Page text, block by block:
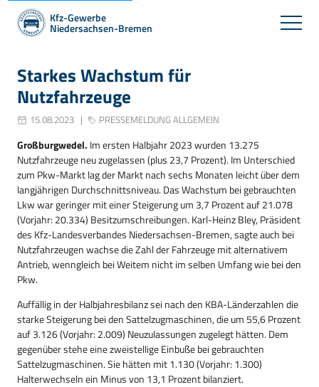
Kfz-Gewerbe
Niedersachsen-Bremen
Starkes Wachstum für
Nutzfahrzeuge
15.08.2023 PRESSEMELDUNG ALLGEMEIN
Großburgwedel. Im ersten Halbjahr 2023 wurden 13.275
Nutzfahrzeuge neu zugelassen (plus 23,7 Prozent). Im Unterschied
zum Pkw-Markt lag der Markt nach sechs Monaten leicht über dem
langjährigen Durchschnittsniveau. Das Wachstum bei gebrauchten
Lkw war geringer mit einer Steigerung um 3,7 Prozent auf 21.078
(Vorjahr: 20.334) Besitzumschreibungen. Karl-Heinz Bley, Präsident
des Kfz-Landesverbandes Niedersachsen-Bremen, sagte auch bei
Nutzfahrzeugen wachse die Zahl der Fahrzeuge mit alternativem
Antrieb, wenngleich bei Weitem nicht im selben Umfang wie bei den
Pkw.
Auffällig in der Halbjahresbilanz sei nach den KBA-Länderzahlen die
starke Steigerung bei den Sattelzugmaschinen, die um 55,6 Prozent
auf 3.126 (Vorjahr: 2.009) Neuzulassungen zugelegt hätten. Dem
gegenüber stehe eine zweistellige Einbuße bei gebrauchten
Sattelzugmaschinen. Sie hätten mit 1.130 (Vorjahr: 1.300)
Halterwechseln ein Minus von 13,1 Prozent bilanziert.